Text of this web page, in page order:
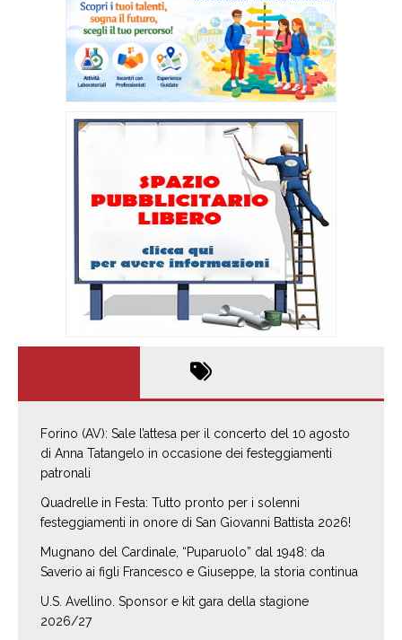
Forino (AV): Sale l’attesa per il concerto del 10 agosto
di Anna Tatangelo in occasione dei festeggiamenti
patronali
Quadrelle in Festa: Tutto pronto per i solenni
festeggiamenti in onore di San Giovanni Battista 2026!
Mugnano del Cardinale, “Puparuolo” dal 1948: da
Saverio ai figli Francesco e Giuseppe, la storia continua
U.S. Avellino. Sponsor e kit gara della stagione
2026/27